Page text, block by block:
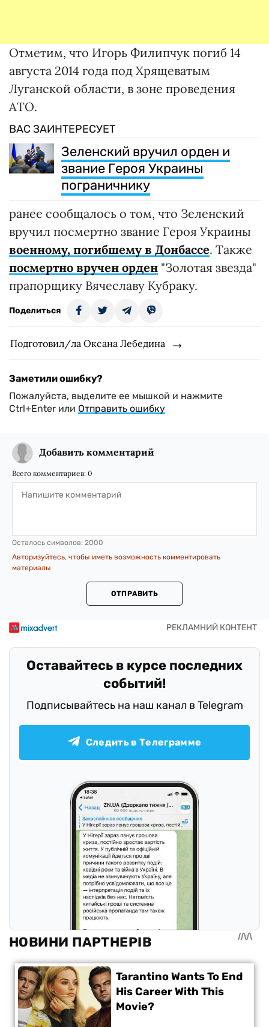
Отметим, что Игорь Филипчук погиб 14
августа 2014 года под Хрящеватым
Луганской области, в зоне проведения
АТО.
ВАС ЗАИНТЕРЕСУЕТ
Зеленский вручил орден и
звание Героя Украины
пограничнику
ранее сообщалось о том, что Зеленский
вручил посмертно звание Героя Украины
военному, погибшему в Донбассе. Также
посмертно вручен орден "Золотая звезда"
прапорщику Вячеславу Кубраку.
Поделиться
Подготовил/ла Оксана Лебедина
Заметили ошибку?
Пожалуйста, выделите ее мышкой и нажмите
Ctrl+Enter или Отправить ошибку
Добавить комментарий
Всего комментариев: 0
Осталось символов: 2000
Авторизуйтесь, чтобы иметь возможность комментировать
материалы
ОТПРАВИТЬ
Оставайтесь в курсе последних
событий!
Подписывайтесь на наш канал в Telegram
Следить в Телеграмме